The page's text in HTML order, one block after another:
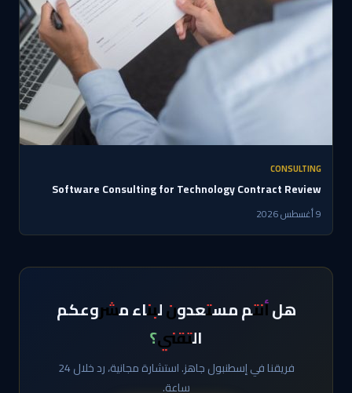
CONSULTING
Software Consulting for Technology Contract Review
9 أغسطس 2026
هل أنتم مستعدون لبناء مشروعكم
التقني؟
فريقنا في إسطنبول جاهز. استشارة مجانية، رد خلال 24
ساعة.